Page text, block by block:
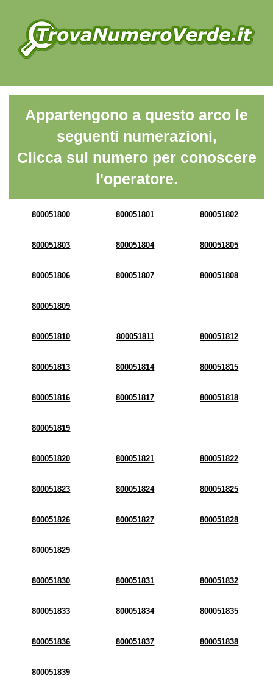
Appartengono a questo arco le
seguenti numerazioni,
Clicca sul numero per conoscere
l'operatore.
800051800 800051801 800051802
800051803 800051804 800051805
800051806 800051807 800051808
800051809
800051810 800051811 800051812
800051813 800051814 800051815
800051816 800051817 800051818
800051819
800051820 800051821 800051822
800051823 800051824 800051825
800051826 800051827 800051828
800051829
800051830 800051831 800051832
800051833 800051834 800051835
800051836 800051837 800051838
800051839